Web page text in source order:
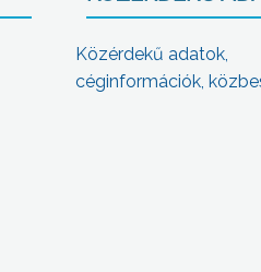
Közérdekű adatok,
céginformációk,